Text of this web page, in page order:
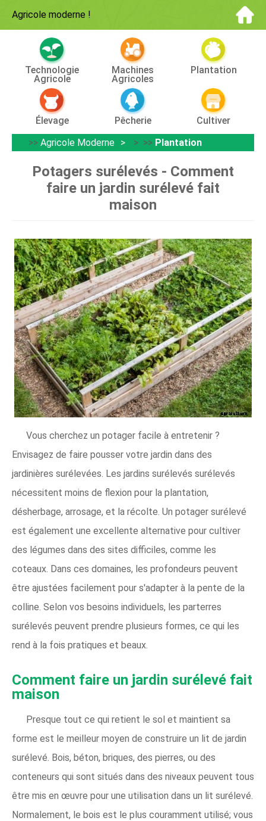
Agricole moderne !
Technologie
Agricole
Machines
Agricoles
Plantation
Élevage Pêcherie
Cultiver
>> Agricole Moderne > >> Plantation
Potagers surélevés - Comment
faire un jardin surélevé fait
maison
Vous cherchez un potager facile à entretenir ?
Envisagez de faire pousser votre jardin dans des
jardinières surélevées. Les jardins surélevés surélevés
nécessitent moins de flexion pour la plantation,
désherbage, arrosage, et la récolte. Un potager surélevé
est également une excellente alternative pour cultiver
des légumes dans des sites difficiles, comme les
coteaux. Dans ces domaines, les profondeurs peuvent
être ajustées facilement pour s'adapter à la pente de la
colline. Selon vos besoins individuels, les parterres
surélevés peuvent prendre plusieurs formes, ce qui les
rend à la fois pratiques et beaux.
Comment faire un jardin surélevé fait
maison
Presque tout ce qui retient le sol et maintient sa
forme est le meilleur moyen de construire un lit de jardin
surélevé. Bois, béton, briques, des pierres, ou des
conteneurs qui sont situés dans des niveaux peuvent tous
être mis en œuvre pour une utilisation dans un lit surélevé.
Normalement, le bois est le plus couramment utilisé; vous